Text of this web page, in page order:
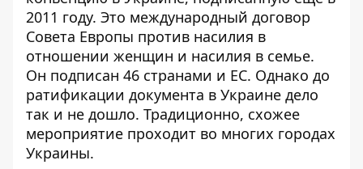
2011 году. Это международный договор
Совета Европы против насилия в
отношении женщин и насилия в семье.
Он подписан 46 странами и ЕС. Однако до
ратификации документа в Украине дело
так и не дошло. Традиционно, схожее
мероприятие проходит во многих городах
Украины.